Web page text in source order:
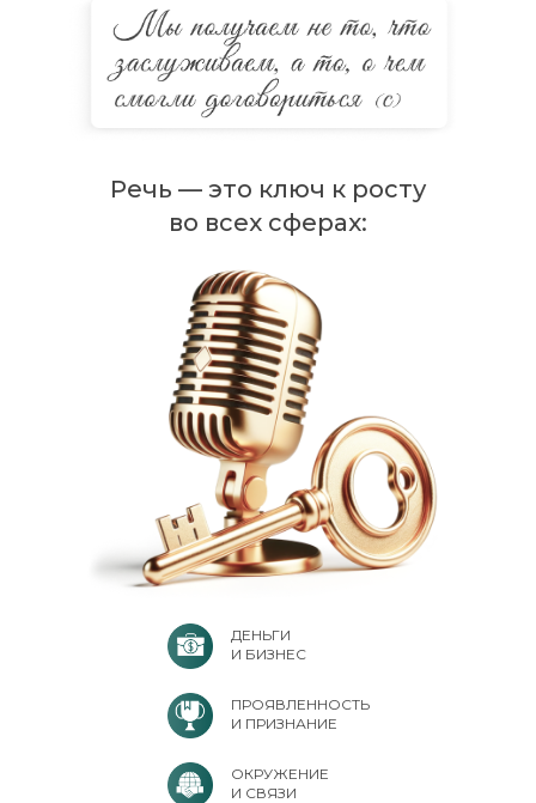
Речь — это ключ к росту
во всех сферах:
ДЕНЬГИ
И БИЗНЕС
ПРОЯВЛЕННОСТЬ
И ПРИЗНАНИЕ
ОКРУЖЕНИЕ
И СВЯЗИ